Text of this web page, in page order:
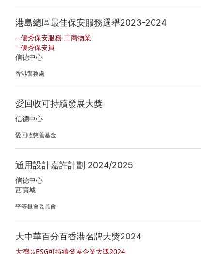
港島總區最佳保安服務選舉2023-2024
– 優秀保安服務-工商物業
– 優秀保安員
信德中心
香港警務處
愛回收可持續發展大獎
信德中心
愛回收慈善基金
通用設計嘉許計劃 2024/2025
信德中心
西寶城
平等機會委員會
大中華百分百香港名牌大獎2024
大灣區ESG可持續發展企業大獎2024